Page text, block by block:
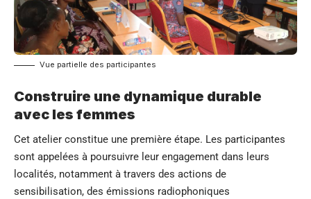
Vue partielle des participantes
Construire une dynamique durable
avec les femmes
Cet atelier constitue une première étape. Les participantes
sont appelées à poursuivre leur engagement dans leurs
localités, notamment à travers des actions de
sensibilisation, des émissions radiophoniques